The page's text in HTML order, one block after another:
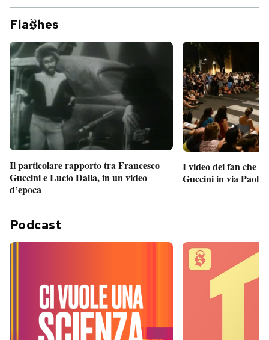
Fla hes
Il particolare rapporto tra Francesco
Guccini e Lucio Dalla, in un video
d’epoca
I video dei fan che
Guccini in via Paolo
Podcast